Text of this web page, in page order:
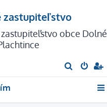
zastupiteľstvo
obce Dolné
ľ
d